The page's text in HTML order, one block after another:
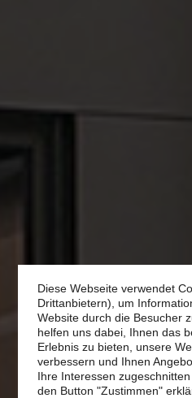
Diese Webseite verwendet
Drittanbietern), um
Website durch die Besucher
helfen uns dabei, Ihnen das
Erlebnis zu bieten, unsere
verbessern und Ihnen
Ihre Interessen
den Button "Zustimmen"